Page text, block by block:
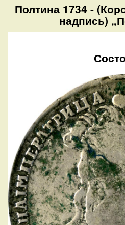
Полтина 1734 -
надпись)